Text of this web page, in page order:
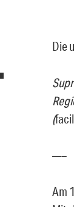
Die
(
—–
Am